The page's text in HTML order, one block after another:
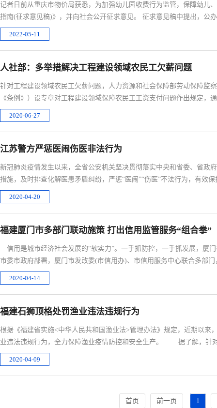
记者日前从重庆市物价局获悉，为加强幼儿园收费行为监管，保障幼儿
指南(征求意见稿)》，并向社会公开征求意见。 征求意见稿中提出，公
门
2022-05-11
人社部：多举措解决工程建设领域农民工欠薪问题
针对工程建设领域农民工欠薪问题，人力资源和社会保障部劳动保障监
《条例》）设专章对工程建设领域保障农民工工资支付问题作出规
办
2020-06-27
江苏警方严惩医闹伤医非法行为
新冠肺炎疫情发生以来，全省公安机关坚决贯彻落实中央和省委、省政
措施，及时排查化解医患矛盾纠纷，严惩“医闹”“伤医”不法行为，有效
目前，全
2020-04-20
福建厦门市多部门联动施策 打出信用监管服务“组合拳”
信用是城市经济社会发展的“软实力”。一手抓防控，一手抓发展，厦
市委市政府部署，厦门市发改委(市信用办)、市信用服务中心联合多部
为奋力
2020-04-14
福建石狮顶格处罚渔业违法违规行为
根据《福建省实施<中华人民共和国渔业法>管理办法》规定，近期以
业违法违规行为，全力保障渔业疫情防控和安全生产。 据了解，针
2020-04-09
首页 前一页 1